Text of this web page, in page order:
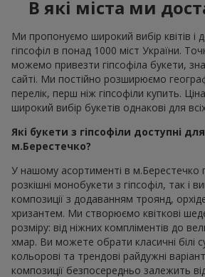
В які міста ми
Ми пропонуємо широкий вибір квітів і
гіпсофіл в понад 1000 міст України.
можемо привезти гіпсофіла букети,
сайті. Ми постійно розширюємо
перелік, перш ніж гіпсофіли купить.
широкий вибір букетів однакові для
Які букети з гіпсофіли доступні
м.Берестечко?
У нашому асортименті в м.Берестечко
розкішні монобукети з гіпсофіл, так і
композиції з додаванням троянд,
хризантем. Ми створюємо квіткові
розміру: від ніжних компліментів до
хмар. Ви можете обрати класичні білі
кольорові та трендові райдужні
композиції безпосередньо залежить